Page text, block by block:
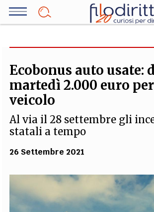
Salta
SOCIETÀ
MEDICINA
INNOVAZIONE
TEAM
FILODIRITTO REDAZIONE COMITATO SCIENTIFICO
FOTOGRAFI
PARTNER COLLABORA
Ecobonus auto usate:
martedì 2.000 euro
veicolo
Al via il 28 settembre gli
statali a tempo
26 Settembre 2021